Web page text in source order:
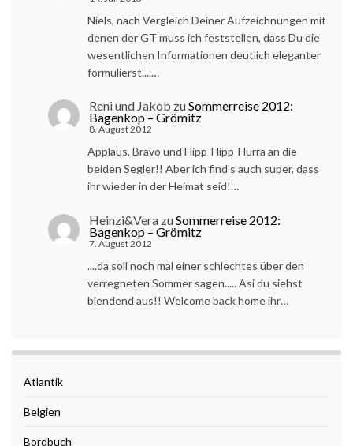
Niels, nach Vergleich Deiner Aufzeichnungen mit
denen der GT muss ich feststellen, dass Du die
wesentlichen Informationen deutlich eleganter
formulierst....…
Reni und Jakob zuSommerreise 2012:
Bagenkop – Grömitz
8. August 2012
Applaus, Bravo und Hipp-Hipp-Hurra an die
beiden Segler!! Aber ich find's auch super, dass
ihr wieder in der Heimat seid!…
Heinzi&Vera zuSommerreise 2012:
Bagenkop – Grömitz
7. August 2012
....da soll noch mal einer schlechtes über den
verregneten Sommer sagen..... Asi du siehst
blendend aus!! Welcome back home ihr…
Atlantik
Belgien
Bordbuch